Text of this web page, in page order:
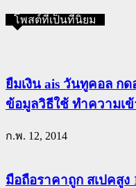
โพสต์ที่เป็นที่นิยม
ยืมเงิน ais วันทูคอล ก
ข้อมูลวิธีใช้ ทำความเข้
ก.พ. 12, 2014
มือถือราคาถูก สเปคสูง